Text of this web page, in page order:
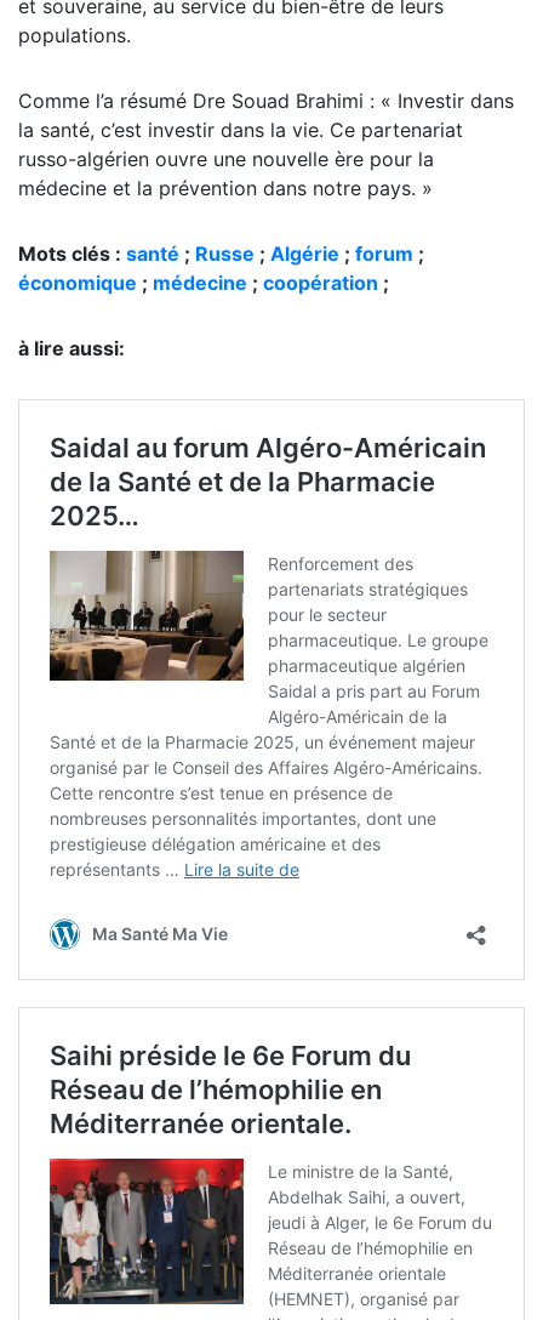
et souveraine, au service du bien-être de leurs
populations.
Comme l’a résumé Dre Souad Brahimi : « Investir dans
la santé, c’est investir dans la vie. Ce partenariat
russo-algérien ouvre une nouvelle ère pour la
médecine et la prévention dans notre pays. »
Mots clés : santé ; Russe ; Algérie ; forum ;
économique ; médecine ; coopération ;
à lire aussi: